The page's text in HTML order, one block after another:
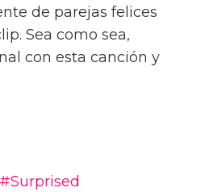
de parejas felices
Sea como sea,
con esta canción y
#Surprised